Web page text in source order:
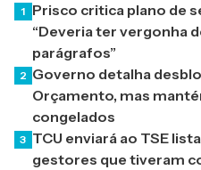
1 Prisco critica plano de
“Deveria ter vergonha
parágrafos”
2 Governo detalha
Orçamento, mas
congelados
3 TCU enviará ao TSE
gestores que tiveram